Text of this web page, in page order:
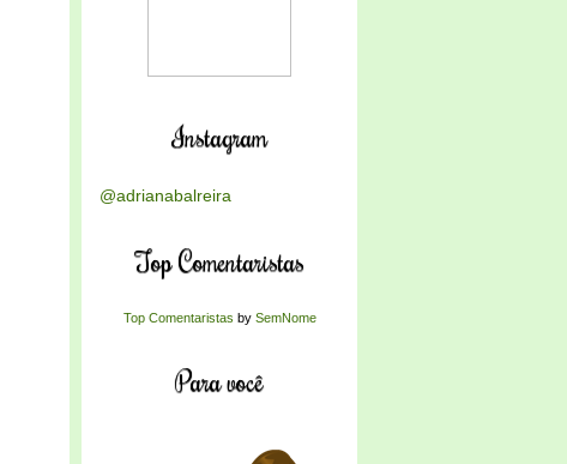
Instagram
@adrianabalreira
Top Comentaristas
Top Comentaristas by SemNome
Para você